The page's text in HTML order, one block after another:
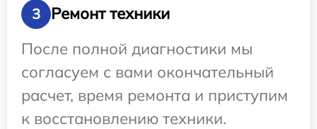
3
Ремонт техники
После полной диагностики мы
согласуем с вами окончательный
расчет, время ремонта и приступим
к восстановлению техники.